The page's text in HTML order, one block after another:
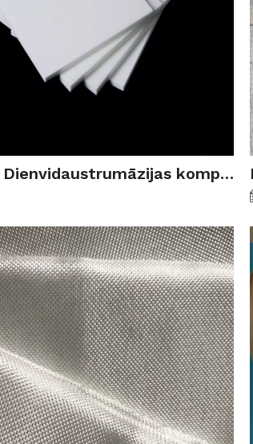
2026. gada Dienvidaustrumāzijas kompozītmateriālu nozares ceļvedis: stikla šķiedra, oglekļa šķiedra un pamatmateriāli